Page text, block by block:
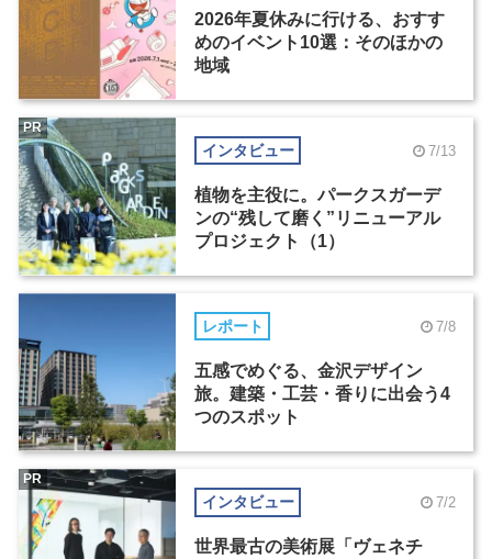
2026年夏休みに行ける、おすす
めのイベント10選：そのほかの
地域
インタビュー 7/13
植物を主役に。パークスガーデ
ンの“残して磨く”リニューアル
プロジェクト（1）
PR
レポート 7/8
五感でめぐる、金沢デザイン
旅。建築・工芸・香りに出会う4
つのスポット
インタビュー 7/2
世界最古の美術展「ヴェネチ
PR